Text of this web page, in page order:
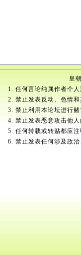
皇
1. 任何言论纯属作者个
2. 禁止发表反动、色情
3. 禁止利用本论坛进行
4. 禁止发表恶意攻击他
5. 任何转载或转贴都应
6. 禁止发表任何涉及政